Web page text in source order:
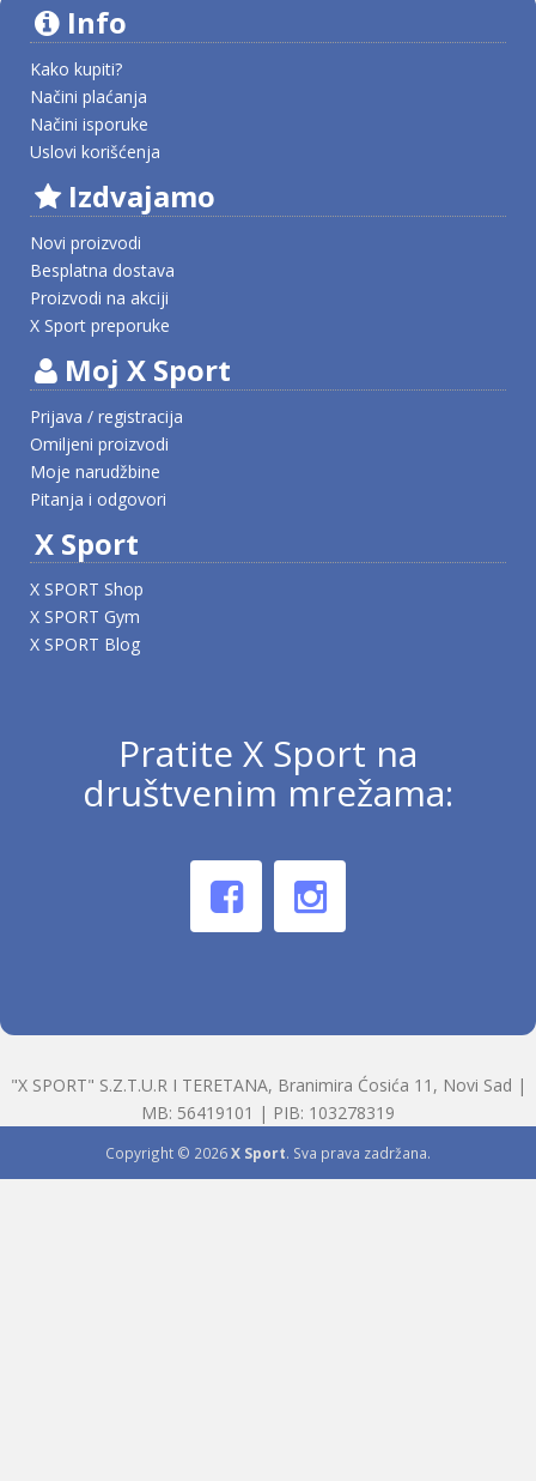
Info
Kako kupiti?
Načini plaćanja
Načini isporuke
Uslovi korišćenja
Izdvajamo
Novi proizvodi
Besplatna dostava
Proizvodi na akciji
X Sport preporuke
Moj X Sport
Prijava / registracija
Omiljeni proizvodi
Moje narudžbine
Pitanja i odgovori
X Sport
X SPORT Shop
X SPORT Gym
X SPORT Blog
Pratite X Sport na
društvenim mrežama:
"X SPORT" S.Z.T.U.R I TERETANA, Branimira Ćosića 11, Novi Sad |
MB: 56419101 | PIB: 103278319
Copyright © 2026X Sport. Sva prava zadržana.